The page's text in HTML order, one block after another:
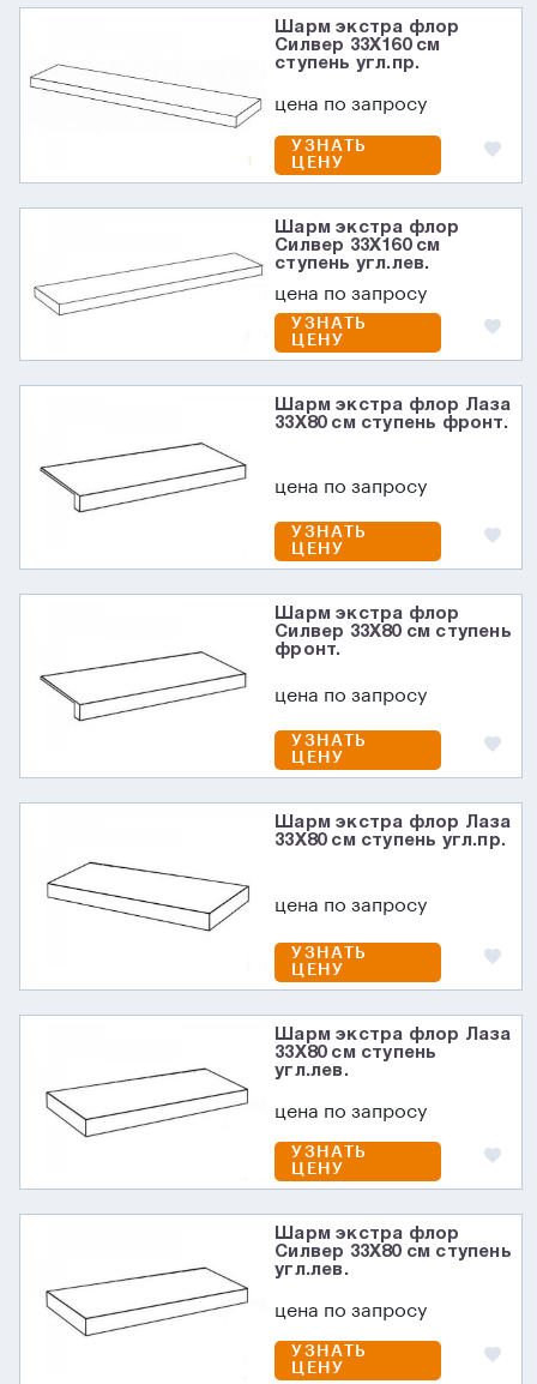
Шарм экстра флор
Силвер 33X160 см
ступень угл.пр.
цена по запросу
УЗНАТЬ
ЦЕНУ
Шарм экстра флор
Силвер 33X160 см
ступень угл.лев.
цена по запросу
УЗНАТЬ
ЦЕНУ
Шарм экстра флор Лаза
33X80 см ступень фронт.
цена по запросу
УЗНАТЬ
ЦЕНУ
Шарм экстра флор
Силвер 33X80 см ступень
фронт.
цена по запросу
УЗНАТЬ
ЦЕНУ
Шарм экстра флор Лаза
33X80 см ступень угл.пр.
цена по запросу
УЗНАТЬ
ЦЕНУ
Шарм экстра флор Лаза
33X80 см ступень
угл.лев.
цена по запросу
УЗНАТЬ
ЦЕНУ
Шарм экстра флор
Силвер 33X80 см ступень
угл.лев.
цена по запросу
УЗНАТЬ
ЦЕНУ